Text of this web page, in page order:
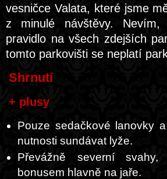
vesničce Valata, které jsme
z minulé návštěvy.
pravidlo na všech zdejších
tomto parkovišti se neplatí
Shrnutí
+ plusy
Pouze sedačkové lanovky
nutnosti sundávat lyže.
Převážně severní
bonusem hlavně na jaře.